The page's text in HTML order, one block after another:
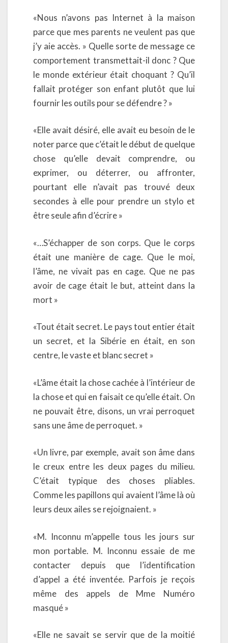
«Nous n’avons pas Internet à la maison
parce que mes parents ne veulent pas que
j’y aie accès. » Quelle sorte de message ce
comportement transmettait-il donc ? Que
le monde extérieur était choquant ? Qu’il
fallait protéger son enfant plutôt que lui
fournir les outils pour se défendre ? »
«Elle avait désiré, elle avait eu besoin de le
noter parce que c’était le début de quelque
chose qu’elle devait comprendre, ou
exprimer, ou déterrer, ou affronter,
pourtant elle n’avait pas trouvé deux
secondes à elle pour prendre un stylo et
être seule afin d’écrire »
«…S’échapper de son corps. Que le corps
était une manière de cage. Que le moi,
l’âme, ne vivait pas en cage. Que ne pas
avoir de cage était le but, atteint dans la
mort »
«Tout était secret. Le pays tout entier était
un secret, et la Sibérie en était, en son
centre, le vaste et blanc secret »
«L’âme était la chose cachée à l’intérieur de
la chose et qui en faisait ce qu’elle était. On
ne pouvait être, disons, un vrai perroquet
sans une âme de perroquet. »
«Un livre, par exemple, avait son âme dans
le creux entre les deux pages du milieu.
C’était typique des choses pliables.
Comme les papillons qui avaient l’âme là où
leurs deux ailes se rejoignaient. »
«M. Inconnu m’appelle tous les jours sur
mon portable. M. Inconnu essaie de me
contacter depuis que l’identification
d’appel a été inventée. Parfois je reçois
même des appels de Mme Numéro
masqué »
«Elle ne savait se servir que de la moitié